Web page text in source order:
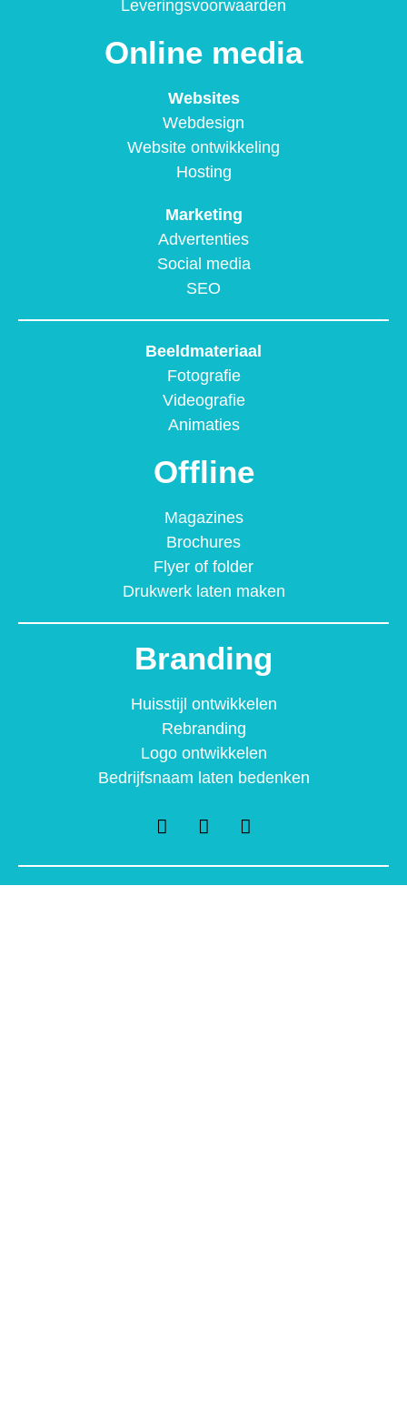
Leveringsvoorwaarden
Online media
Websites
Webdesign
Website ontwikkeling
Hosting
Marketing
Advertenties
Social media
SEO
Beeldmateriaal
Fotografie
Videografie
Animaties
Offline
Magazines
Brochures
Flyer of folder
Drukwerk laten maken
Branding
Huisstijl ontwikkelen
Rebranding
Logo ontwikkelen
Bedrijfsnaam laten bedenken